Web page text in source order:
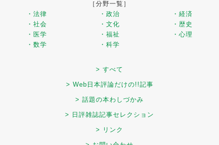
［分野一覧］
・法律
・政治
・経済
・社会
・文化
・歴史
・医学
・福祉
・心理
・数学
・科学
> すべて
> Web日本評論だけの!!記事
> 話題の本わしづかみ
> 日評雑誌記事セレクション
> リンク